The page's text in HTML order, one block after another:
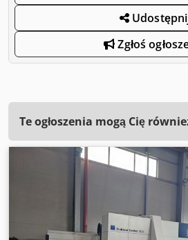
Zgłoś
Te ogłoszenia mogą Cię